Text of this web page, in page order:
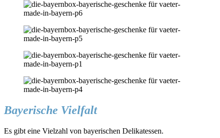
Bayerische Vielfalt
Es gibt eine Vielzahl von bayerischen Delikatessen.